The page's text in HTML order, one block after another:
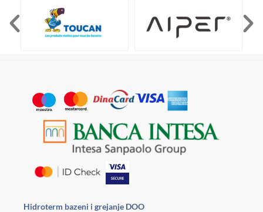
Hidroterm bazeni i grejanje DOO